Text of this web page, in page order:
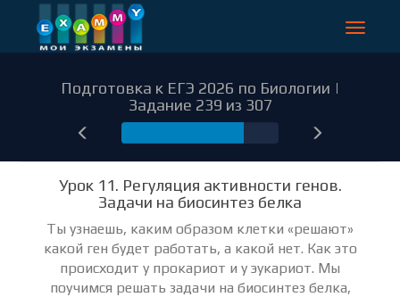
Toggle
Подготовка к ЕГЭ 2026 по Биологии |
Задание 239 из 307
Урок 11. Регуляция активности генов.
Задачи на биосинтез белка
Ты узнаешь, каким образом клетки «решают»
какой ген будет работать, а какой нет. Как это
происходит у прокариот и у эукариот. Мы
поучимся решать задачи на биосинтез белка,